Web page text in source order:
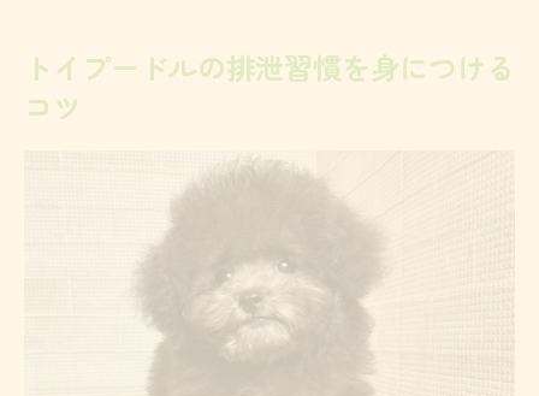
月齢別トイプードル排泄回数比較表
成犬でも間に合うトイレ再トレーニング
トイプードルの年齢別トレーニングのコツ
5ヶ月からのリスタート成功例
短期間で覚えるためのトイレ設計術
ケージ内トイレ配置パターン比較
トイプードルが覚えやすいシーツ設置法
トイプードルの排泄習慣を身につける
コツ